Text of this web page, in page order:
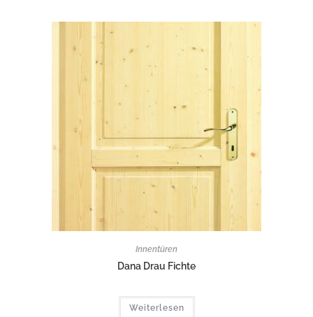
Innentüren
Dana Drau Fichte
Weiterlesen